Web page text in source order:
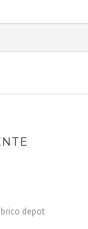
depot